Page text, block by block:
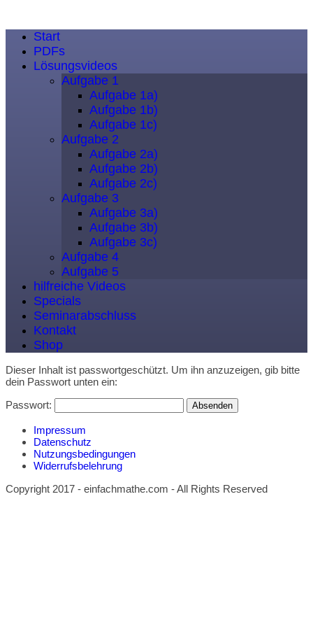
Start
PDFs
Lösungsvideos
Aufgabe 1
Aufgabe 1a)
Aufgabe 1b)
Aufgabe 1c)
Aufgabe 2
Aufgabe 2a)
Aufgabe 2b)
Aufgabe 2c)
Aufgabe 3
Aufgabe 3a)
Aufgabe 3b)
Aufgabe 3c)
Aufgabe 4
Aufgabe 5
hilfreiche Videos
Specials
Seminarabschluss
Kontakt
Shop
Dieser Inhalt ist passwortgeschützt. Um ihn anzuzeigen, gib bitte
dein Passwort unten ein:
Passwort:
Impressum
Datenschutz
Nutzungsbedingungen
Widerrufsbelehrung
Copyright 2017 - einfachmathe.com - All Rights Reserved